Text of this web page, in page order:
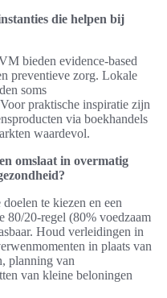
die helpen bij
bieden evidence-based
preventieve zorg. Lokale
soms
praktische inspiratie zijn
via boekhandels
waardevol.
omslaat in overmatig
te kiezen en een
80/20-regel (80% voedzaam
Houd verleidingen in
in plaats van
planning van
van kleine beloningen